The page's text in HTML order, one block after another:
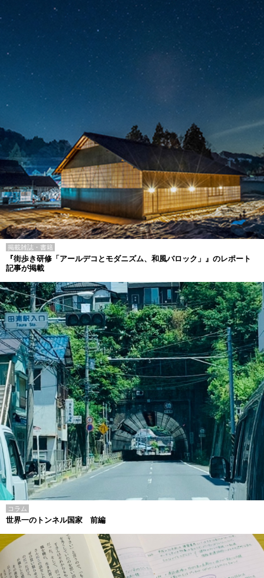
掲載雑誌・書籍
『街歩き研修「アールデコとモダニズム、和風バロック」』のレポート
記事が掲載
コラム
世界一のトンネル国家 前編